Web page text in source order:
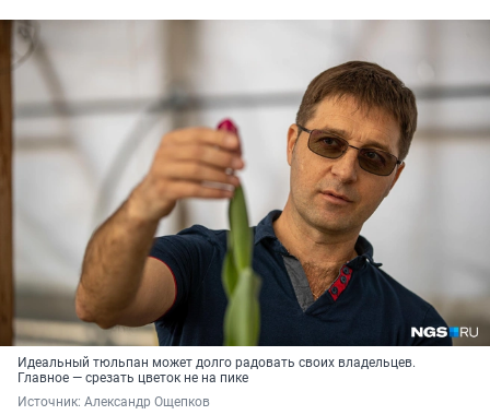
Идеальный тюльпан может долго радовать своих владельцев.
Главное — срезать цветок не на пике
Источник: Александр Ощепков